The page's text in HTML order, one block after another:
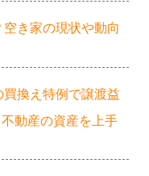
き家の現状や動向
買換え特例で譲渡益
動産の資産を上手